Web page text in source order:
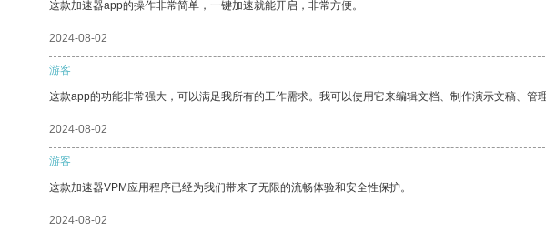
这款加速器app的操作非常简单，一键加速就能开启，非常方便。
2024-08-02
游客
这款app的功能非常强大，可以满足我所有的工作需求。我可以使用它来编辑文档、制作演示文稿、管
2024-08-02
游客
这款加速器VPM应用程序已经为我们带来了无限的流畅体验和安全性保护。
2024-08-02